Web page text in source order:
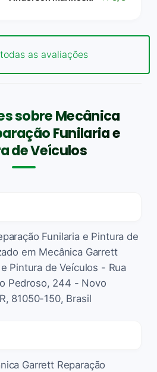
as avaliações
sobre Mecânica
Funilaria e
de Veículos
Funilaria e Pintura de
em Mecânica Garrett
Pintura de Veículos - Rua
Pedroso, 244 - Novo
81050-150, Brasil
Garrett Reparação